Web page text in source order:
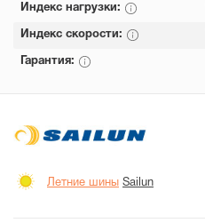
Индекс нагрузки:
Индекс скорости:
Гарантия:
Летние шины Sailun